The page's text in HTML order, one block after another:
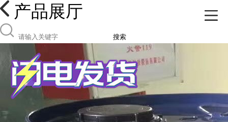
产品展厅
搜索